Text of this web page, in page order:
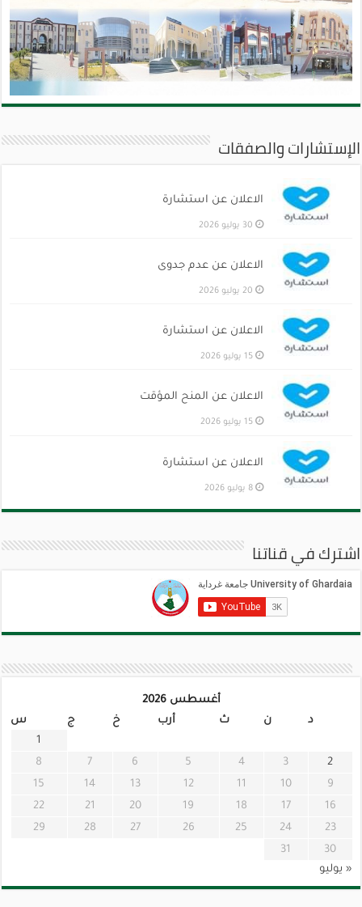
الإستشارات والصفقات
الاعلان عن استشارة
30 يوليو 2026
الاعلان عن عدم جدوى
20 يوليو 2026
الاعلان عن استشارة
15 يوليو 2026
الاعلان عن المنح المؤقت
15 يوليو 2026
الاعلان عن استشارة
8 يوليو 2026
اشترك في قناتنا
أغسطس 2026
د
ن ث أرب خ ج
س
1
2
3
4
5
6
7
8
9
10
11
12
13
14
15
16
17
18
19
20
21
22
23
24
25
26
27
28
29
30
31
« يوليو